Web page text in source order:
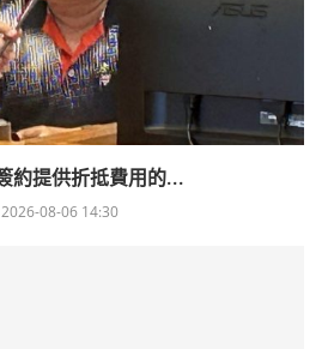
約提供折抵費用的...
2026-08-06 14:30